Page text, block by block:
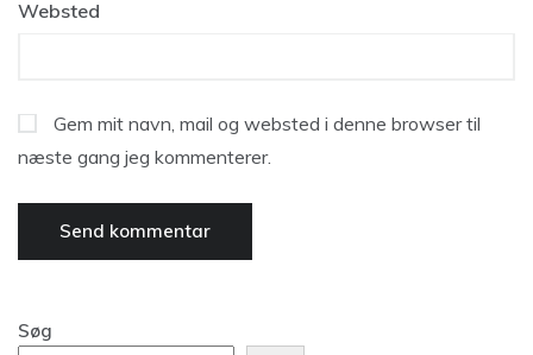
Websted
Gem mit navn, mail og websted i denne browser til
næste gang jeg kommenterer.
Søg